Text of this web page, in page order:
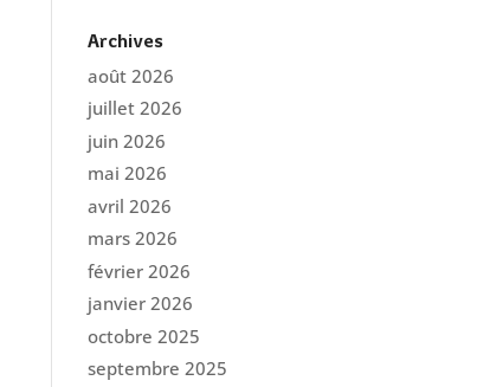
Archives
août 2026
juillet 2026
juin 2026
mai 2026
avril 2026
mars 2026
février 2026
janvier 2026
octobre 2025
septembre 2025